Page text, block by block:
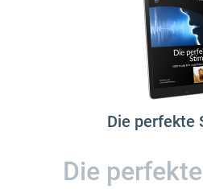
Die perfekte
Die